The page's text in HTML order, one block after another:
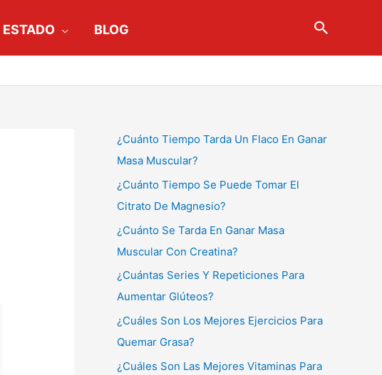
ESTADO BLOG Buscar
¿Cuánto Tiempo Tarda Un Flaco En Ganar
Masa Muscular?
¿Cuánto Tiempo Se Puede Tomar El
Citrato De Magnesio?
¿Cuánto Se Tarda En Ganar Masa
Muscular Con Creatina?
¿Cuántas Series Y Repeticiones Para
Aumentar Glúteos?
¿Cuáles Son Los Mejores Ejercicios Para
Quemar Grasa?
¿Cuáles Son Las Mejores Vitaminas Para